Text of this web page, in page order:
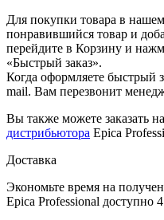
Для покупки товара в
понравившийся товар и
перейдите в Корзину и
«Быстрый заказ».
Когда оформляете быстрый
mail. Вам перезвонит
Вы также можете заказать
дистрибьютора Epica
Доставка
Экономьте время на
Epica Professional доступно